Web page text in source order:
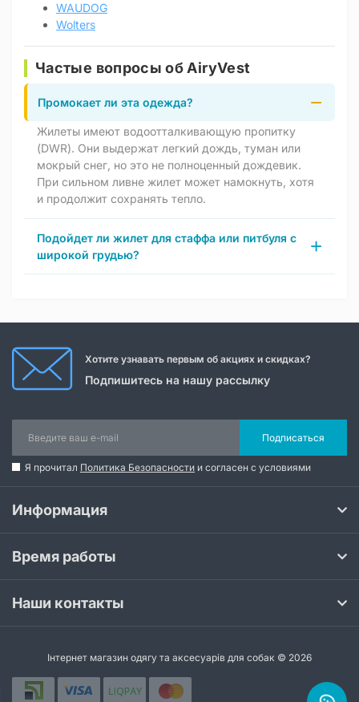
WAUDOG
Wolters
Частые вопросы об AiryVest
Промокает ли эта одежда?
Жилеты имеют водоотталкивающую пропитку
(DWR). Они выдержат легкий дождь, туман или
мокрый снег, но это не полноценный дождевик.
При сильном ливне жилет может намокнуть, хотя
и продолжит сохранять тепло.
Подойдет ли жилет для стаффа или питбуля с
широкой грудью?
Хотите узнавать первым об акциях и скидках?
Подпишитесь на нашу рассылку
Подписаться
Я прочитал Политика Безопасности и согласен с условиями
Информация
Время работы
Наши контакты
Інтернет магазин одягу та аксесуарів для собак © 2026